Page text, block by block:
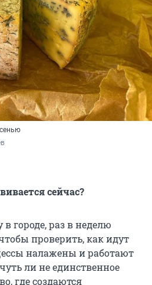
сейчас?
городе, раз в неделю
проверить, как идут
налажены и работают
ли не единственное
где создаются